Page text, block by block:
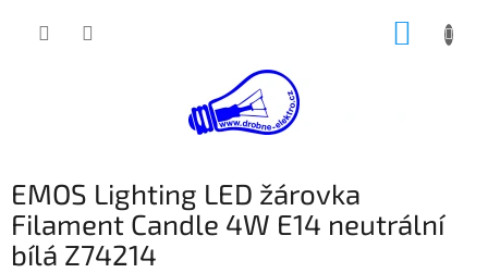
EMOS Lighting LED žárovka
Filament Candle 4W E14 neutrální
bílá Z74214